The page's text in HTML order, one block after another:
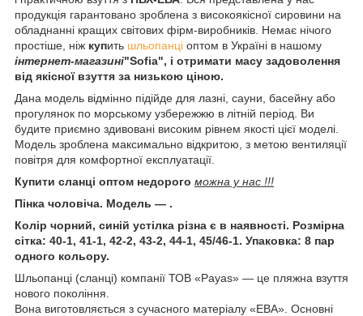
продукція гарантовано зроблена з високоякісної сировини на
обладнанні кращих світових фірм-виробників. Немає нічого
простіше, ніж купить шльопанці оптом в Україні в нашому
інтернет-магазині"Sofia", і отримати масу задоволення
від якісної взуття за низькою ціною.
Дана модель відмінно підійде для лазні, сауни, басейну або
прогулянок по морському узбережжю в літній період. Ви
будите приємно здивовані високим рівнем якості цієї моделі.
Модель зроблена максимально відкритою, з метою вентиляції
повітря для комфортної експлуатації.
Купити сланці оптом недорого можна у нас !!!
Пінка чоловіча. Модель ― .
Колір чорний, синій устілка різна є в наявності. Розмірна
сітка: 40-1, 41-1, 42-2, 43-2, 44-1, 45/46-1. Упаковка: 8 пар
одного кольору.
Шльопанці (сланці) компанії ТОВ «Payas» — це пляжна взуття
нового покоління.
Вона виготовляється з сучасного матеріалу «ЕВА». Основні